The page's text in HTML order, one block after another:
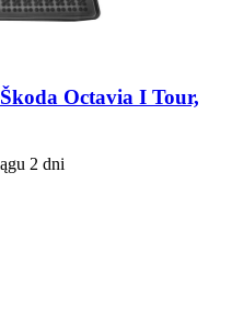
Octavia I Tour,
2 dni